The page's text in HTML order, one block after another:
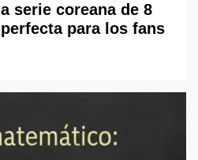
serie coreana de 8
para los fans